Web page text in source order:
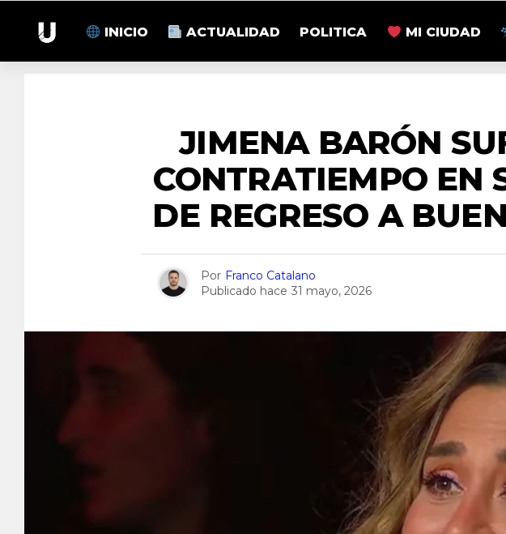
INICIO ACTUALIDAD POLITICA MI CIUDAD
JIMENA BARÓN
CONTRATIEMPO EN
DE REGRESO A
Por Franco Catalano
Publicado hace 31 mayo, 2026